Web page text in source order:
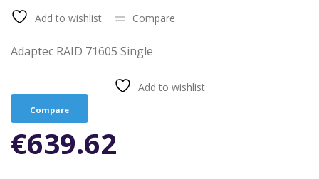
Add to wishlist Compare
Adaptec RAID 71605 Single
Add to wishlist
Compare
€639.62